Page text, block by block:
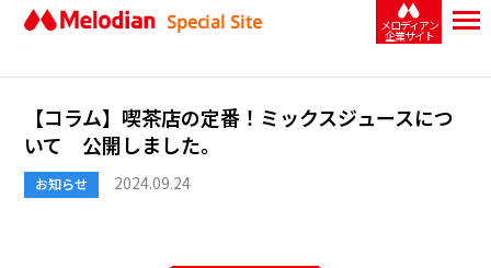
Special Site メロディアン
企業サイト
【コラム】喫茶店の定番！ミックスジュースにつ
いて 公開しました。
お知らせ 2024.09.24